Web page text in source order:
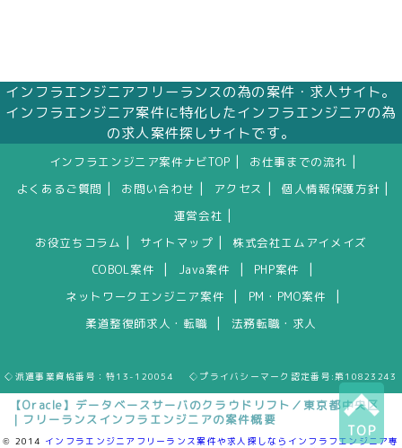
【Oracle】データベースサーバのクラウドリフト／東京都中央区
｜フリーランスインフラエンジニアの案件概要
インフラエンジニアフリーランスの為の案件・求人サイト。
インフラエンジニア案件に特化したインフラエンジニアの為
の求人案件探しサイトです。
TOP
インフラエンジニア案件ナビTOP お仕事までの流れ
よくあるご質問 お問い合わせ アクセス 個人情報保護方針
運営会社
お役立ちコラム サイトマップ
株式会社エムアイメイズ
COBOL案件
Java案件 PHP案件
ネットワークエンジニア案件 PM・PMO案件
柔道整復師求人・転職 法務転職・求人
◇派遣事業資格番号：特13-120054 ◇プライバシーマーク認定番号:第10823243
© 2014 インフラエンジニアフリーランス案件や求人探しならインフラフエンジニア専